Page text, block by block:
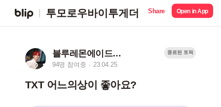
투모로우바이투게더 Share Open in App
블루레몬에이드비타민🦊
94명 참여중 23.04.25
종료된 토픽
TXT 어느의상이 좋아요?